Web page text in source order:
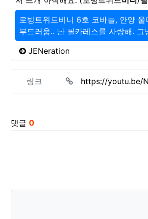
로빙트위드비니 6호 코바늘, 안양
부드러움.. 난 필카레스를 사랑해.
JENeration
관련자료
링크 https://youtu.be/
댓글 0